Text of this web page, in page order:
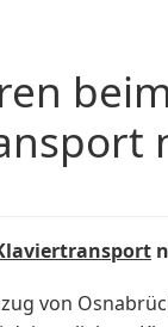
beim
von